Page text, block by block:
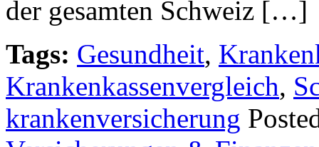
der gesamten Schweiz […]
Tags: Gesundheit,
Krankenkassenvergleich,
krankenversicherung